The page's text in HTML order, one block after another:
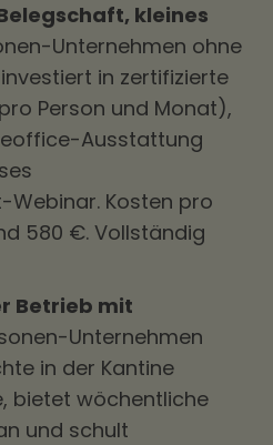
kleines
Unternehmen ohne
in zertifizierte
Person und Monat),
Ausstattung
Kosten pro
580 €. Vollständig
Betrieb mit
Unternehmen
in der Kantine
bietet wöchentliche
und schult